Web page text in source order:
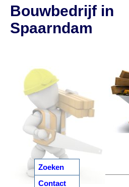
Zoeken
Contact
Bouwbedrijf in
Spaarndam